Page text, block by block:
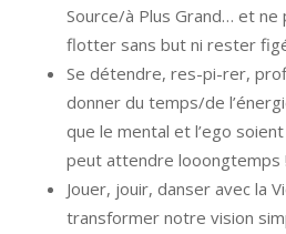
Source/à Plus Grand… et ne
flotter sans but ni rester
Se détendre, res-pi-rer,
donner du temps/de
que le mental et l’ego
peut attendre looongtemps
Jouer, jouir, danser avec la
transformer notre vision